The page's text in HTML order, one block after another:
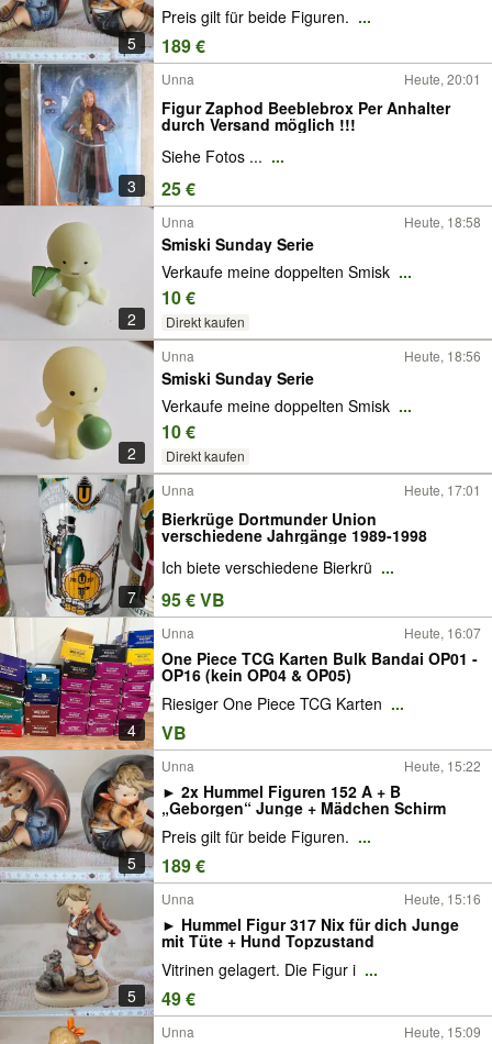
5
Preis gilt für beide Figuren. ...
189 €
3
Unna Heute, 20:01
Figur Zaphod Beeblebrox Per Anhalter
durch Versand möglich !!!
Siehe Fotos ... ...
25 €
2
Unna Heute, 18:58
Smiski Sunday Serie
Verkaufe meine doppelten Smisk ...
10 €
Direkt kaufen
2
Unna Heute, 18:56
Smiski Sunday Serie
Verkaufe meine doppelten Smisk ...
10 €
Direkt kaufen
7
Unna Heute, 17:01
Bierkrüge Dortmunder Union
verschiedene Jahrgänge 1989-1998
Ich biete verschiedene Bierkrü ...
95 € VB
4
Unna Heute, 16:07
One Piece TCG Karten Bulk Bandai OP01 -
OP16 (kein OP04 & OP05)
Riesiger One Piece TCG Karten ...
VB
5
Unna Heute, 15:22
► 2x Hummel Figuren 152 A + B
„Geborgen“ Junge + Mädchen Schirm
Preis gilt für beide Figuren. ...
189 €
5
Unna Heute, 15:16
► Hummel Figur 317 Nix für dich Junge
mit Tüte + Hund Topzustand
Vitrinen gelagert. Die Figur i ...
49 €
Unna Heute, 15:09